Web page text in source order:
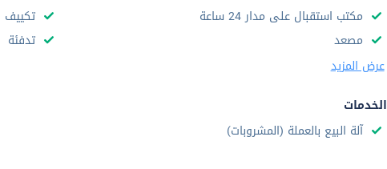
مكتب استقبال على مدار 24 ساعة
تكييف
مصعد
تدفئة
عرض المزيد
الخدمات
آلة البيع بالعملة (المشروبات)